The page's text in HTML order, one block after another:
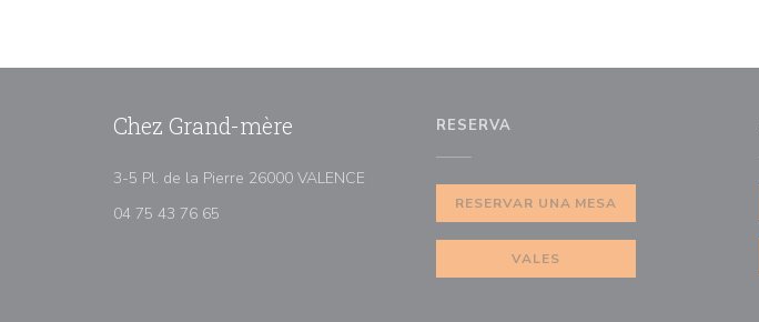
Chez Grand-mère
3-5 Pl. de la Pierre 26000 VALENCE
04 75 43 76 65
RESERVA
RESERVAR UNA MESA
VALES